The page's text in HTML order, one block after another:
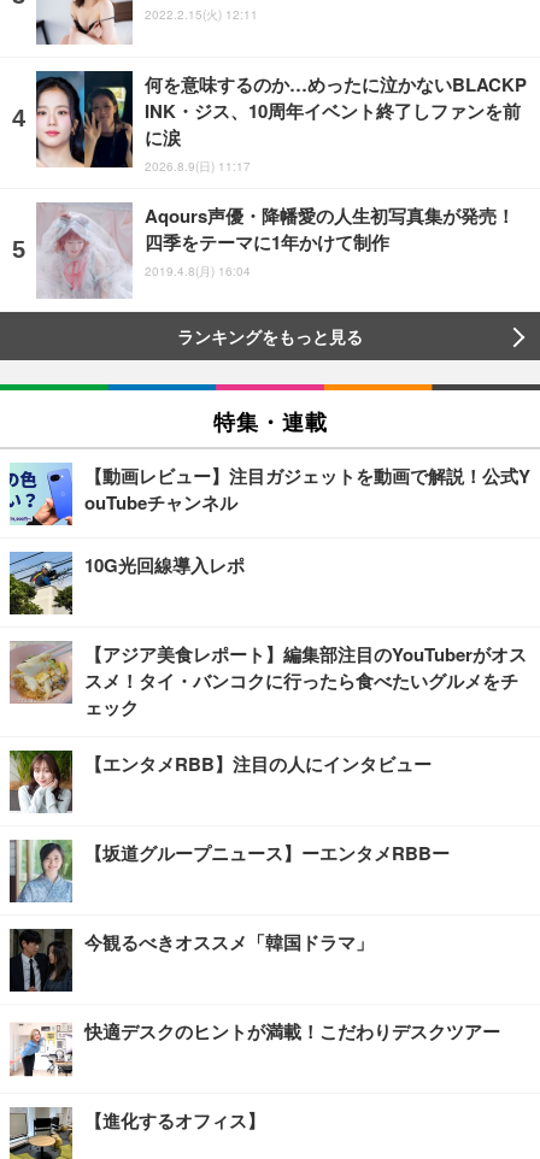
2022.2.15(火) 12:11
何を意味するのか…めったに泣かないBLACKP
INK・ジス、10周年イベント終了しファンを前
に涙
2026.8.9(日) 11:17
Aqours声優・降幡愛の人生初写真集が発売！
四季をテーマに1年かけて制作
2019.4.8(月) 16:04
ランキングをもっと見る
特集・連載
【動画レビュー】注目ガジェットを動画で解説！公式Y
ouTubeチャンネル
10G光回線導入レポ
【アジア美食レポート】編集部注目のYouTuberがオス
スメ！タイ・バンコクに行ったら食べたいグルメをチ
ェック
【エンタメRBB】注目の人にインタビュー
【坂道グループニュース】ーエンタメRBBー
今観るべきオススメ「韓国ドラマ」
快適デスクのヒントが満載！こだわりデスクツアー
【進化するオフィス】